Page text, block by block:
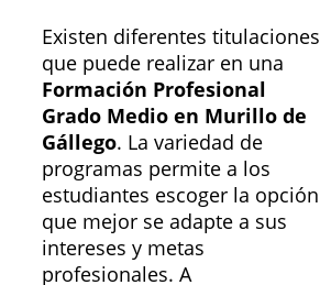
Existen diferentes titulaciones
que puede realizar en una
Formación Profesional
Grado Medio en Murillo de
Gállego. La variedad de
programas permite a los
estudiantes escoger la opción
que mejor se adapte a sus
intereses y metas
profesionales. A